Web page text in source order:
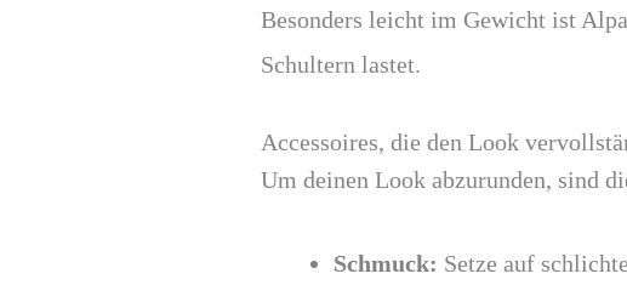
Besonders leicht im Gewicht ist
Schultern lastet.
Accessoires, die den Look
Um deinen Look abzurunden, sind
Schmuck: Setze auf